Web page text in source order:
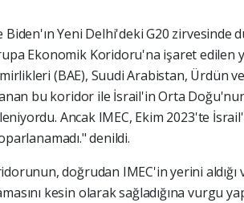
Biden'ın Yeni Delhi'deki G20 zirvesinde
Ekonomik Koridoru'na işaret edilen
(BAE), Suudi Arabistan, Ürdün
bu koridor ile İsrail'in Orta
Ancak IMEC, Ekim 2023'te
denildi.
doğrudan IMEC'in yerini aldığı
kesin olarak sağladığına vurgu